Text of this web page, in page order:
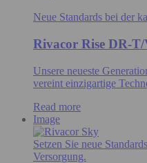
Neue Standards bei der
Rivacor Rise DR-
Unsere neueste
vereint einzigartige
Read more
Image
Setzen Sie neue
Versorgung.